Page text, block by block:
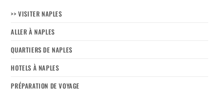
>> VISITER NAPLES
ALLER À NAPLES
QUARTIERS DE NAPLES
HOTELS À NAPLES
PRÉPARATION DE VOYAGE